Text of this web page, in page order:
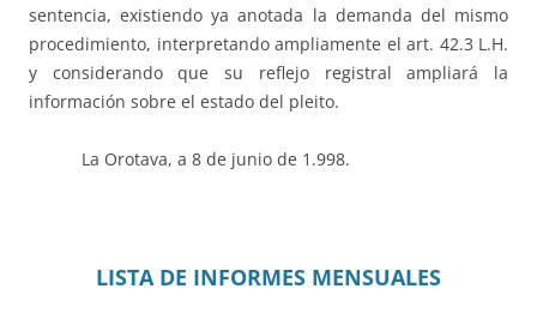
sentencia, existiendo ya anotada la demanda del mismo
procedimiento, interpretando ampliamente el art. 42.3 L.H.
y considerando que su reflejo registral ampliará la
información sobre el estado del pleito.
La Orotava, a 8 de junio de 1.998.
LISTA DE INFORMES MENSUALES